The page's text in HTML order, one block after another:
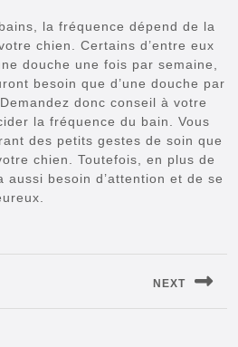
la fréquence dépend de la
chien. Certains d’entre eux
douche une fois par semaine,
besoin que d’une douche par
Demandez donc conseil à votre
la fréquence du bain. Vous
des petits gestes de soin que
chien. Toutefois, en plus de
aussi besoin d’attention et de se
NEXT
Next